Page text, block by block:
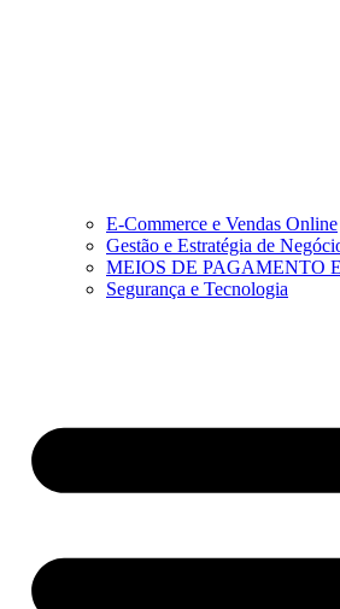
E-Commerce e Vendas Online
Gestão e Estratégia de
MEIOS DE PAGAMENTO
Segurança e Tecnologia